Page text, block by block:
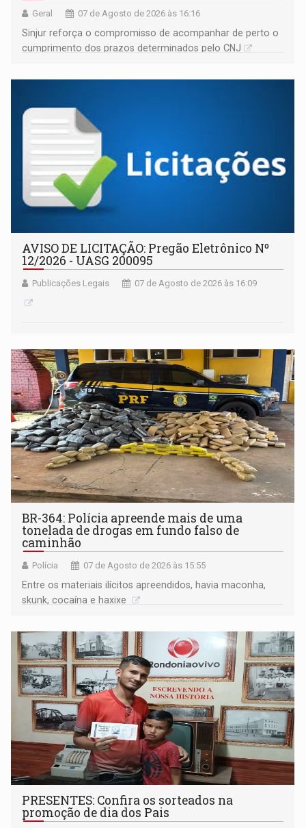
Geral 07 de Agosto de 2026 às 16:16
Sinjur reforça o compromisso de acompanhar de perto o
cumprimento dos prazos determinados pelo CNJ
AVISO DE LICITAÇÃO: Pregão Eletrônico Nº
12/2026 - UASG 200095
Publicações Legais 07 de Agosto de 2026 às 16:09
BR-364: Polícia apreende mais de uma
tonelada de drogas em fundo falso de
caminhão
Polícia 07 de Agosto de 2026 às 15:55
Entre os materiais ilícitos apreendidos, havia maconha,
skunk, cocaína e haxixe
PRESENTES: Confira os sorteados na
promoção de dia dos Pais